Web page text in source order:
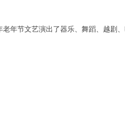
老年节文艺演出了器乐、舞蹈、越剧